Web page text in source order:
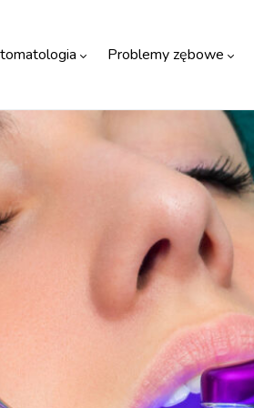
Problemy zębowe